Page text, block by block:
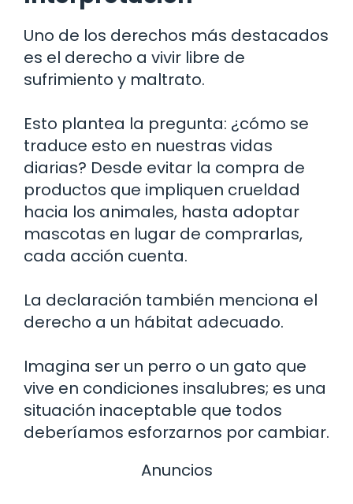
Uno de los derechos más destacados
es el derecho a vivir libre de
sufrimiento y maltrato.
Esto plantea la pregunta: ¿cómo se
traduce esto en nuestras vidas
diarias? Desde evitar la compra de
productos que impliquen crueldad
hacia los animales, hasta adoptar
mascotas en lugar de comprarlas,
cada acción cuenta.
La declaración también menciona el
derecho a un hábitat adecuado.
Imagina ser un perro o un gato que
vive en condiciones insalubres; es una
situación inaceptable que todos
deberíamos esforzarnos por cambiar.
Anuncios